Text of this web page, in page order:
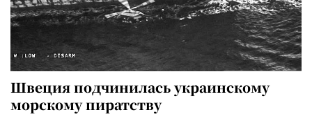
Швеция подчинилась украинскому
морскому пиратству